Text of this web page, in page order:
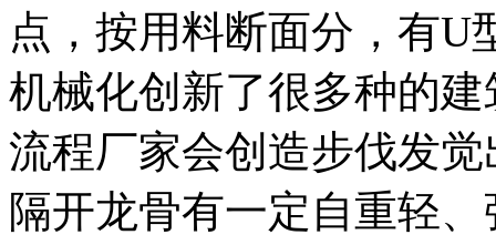
点，按用料断面分，有U
机械化创新了很多种的
流程厂家会创造步伐发
隔开龙骨有一定自重轻